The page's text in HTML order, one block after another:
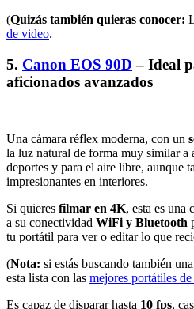
(Quizás también quieras conocer:
de video.
5. Canon EOS 90D – Ideal
aficionados avanzados
Una cámara réflex moderna, con un
la luz natural de forma muy similar a
deportes y para el aire libre, aunque
impresionantes en interiores.
Si quieres filmar en 4K, esta es una
a su conectividad WiFi y Bluetooth
tu portátil para ver o editar lo que
(Nota: si estás buscando también
esta lista con las mejores portátiles de
Es capaz de disparar hasta 10 fps,